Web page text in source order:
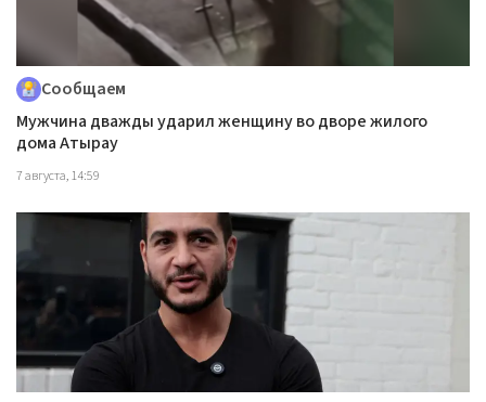
Сообщаем
Мужчина дважды ударил женщину во дворе жилого
дома Атырау
7 августа, 14:59